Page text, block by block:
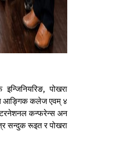
पोखरा
आङ्गिक कलेज एवम् ४
कन्फरेन्स अन
सन्दुक रूइत र पोखरा